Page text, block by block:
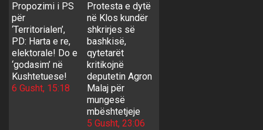
Propozimi i PS
për
‘Territorialen’,
PD: Harta e re,
elektorale! Do e
‘godasim’ në
Kushtetuese!
6 Gusht, 15:18
Protesta e dytë
në Klos kundër
shkrirjes së
bashkisë,
qytetarët
kritikojnë
deputetin Agron
Malaj për
mungesë
mbështetjeje
5 Gusht, 23:06